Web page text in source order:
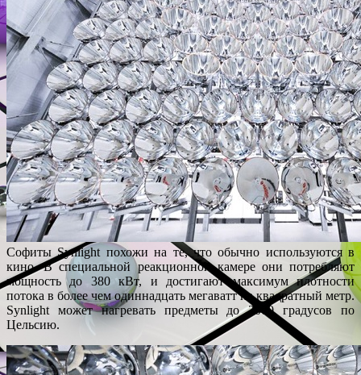
Софиты Synlight похожи на те, что обычно используются в
кино. В специальной реакционной камере они потребляют
мощность до 380 кВт, и достигают максимум плотности
потока в более чем одиннадцать мегаватт на квадратный метр.
Synlight может нагревать предметы до 3000 градусов по
Цельсию.